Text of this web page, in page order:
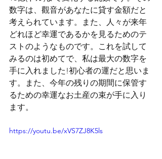
数字は、觀音があなたに貸す金額だと
考えられています。また、人々が来年
どれほど幸運であるかを見るためのテ
ストのようなものです。これを試して
みるのは初めてで、私は最大の数字を
手に入れました!初心者の運だと思いま
す。また、今年の残りの期間に保管す
るための幸運なお土産の束が手に入り
ます。
https://youtu.be/xVS7ZJ8K5ls